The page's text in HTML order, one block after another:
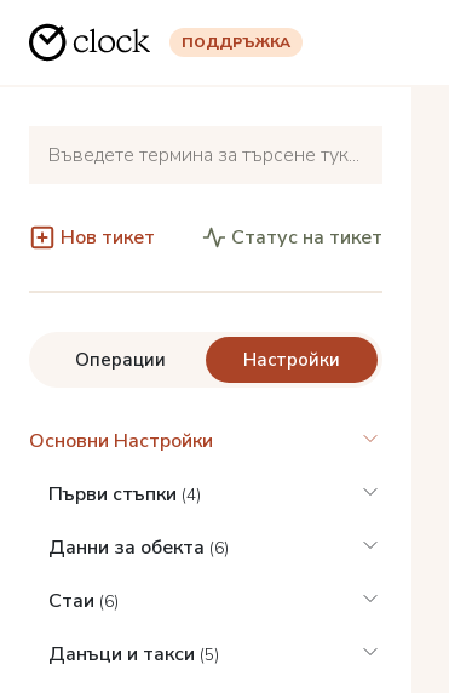
ПОДДРЪЖКА
Нов тикет Статус на тикет
Операции Настройки
Основни Настройки
Първи стъпки (4)
Данни за обекта (6)
Стаи (6)
Данъци и такси (5)